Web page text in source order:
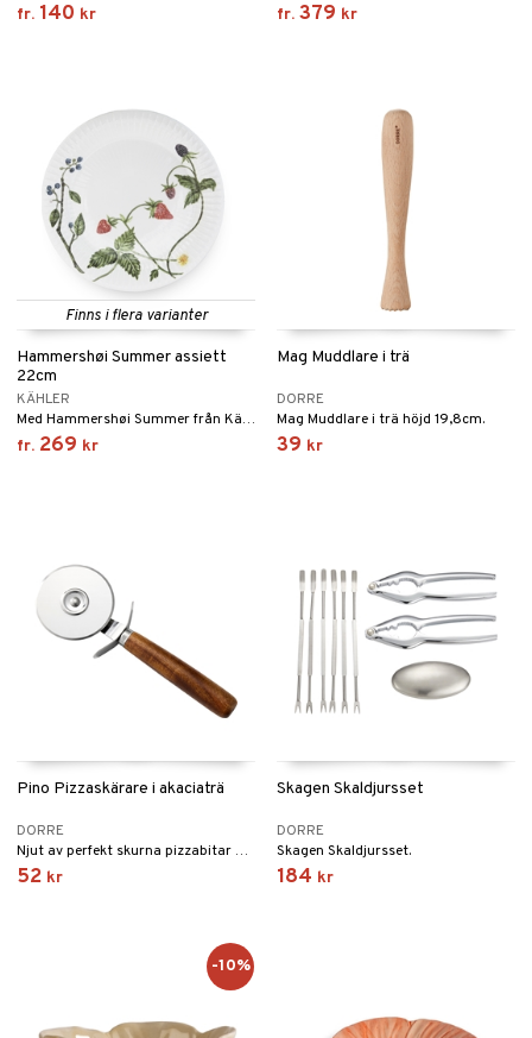
fr. 140 kr fr. 379 kr
Finns i flera varianter
Hammershøi Summer assiett
22cm
KÄHLER
Med Hammershøi Summer från Kähler kan du nästan känna solens strålar och den ljumma sommarvinden när du dukar upp för kaffe och något gott på terrassen, altanen eller i sommarstugan.
fr. 269 kr
Mag Muddlare i trä
DORRE
Mag Muddlare i trä höjd 19,8cm.
39 kr
Pino Pizzaskärare i akaciaträ
DORRE
Njut av perfekt skurna pizzabitar med vår pizzakniv Pino.
52 kr
Skagen Skaldjursset
DORRE
Skagen Skaldjursset.
184 kr
-10%